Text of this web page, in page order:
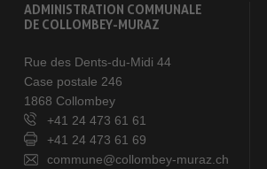
ADMINISTRATION COMMUNALE
DE COLLOMBEY-MURAZ
Rue des Dents-du-Midi 44
Case postale 246
1868 Collombey
+41 24 473 61 61
+41 24 473 61 69
commune@collombey-muraz.ch